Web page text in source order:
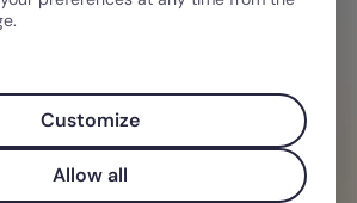
D´AIUTO PER GESTIRE I TEAM
quando il tuo team
se ha timbrato il
riorganizzare i turni.
le informazioni in un
Customize
Allow all